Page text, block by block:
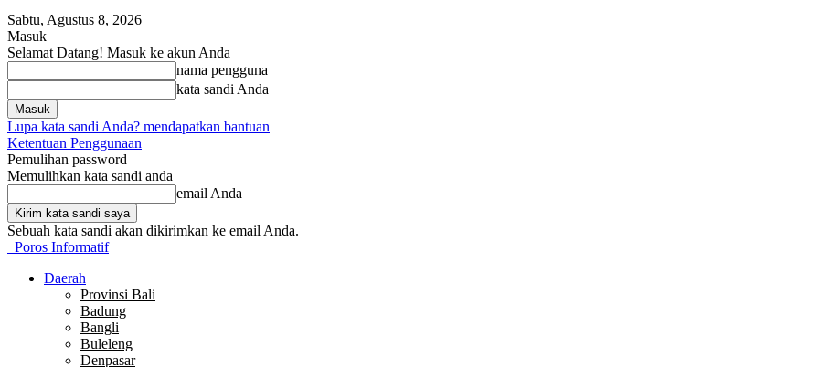
Sabtu, Agustus 8, 2026
Masuk
Selamat Datang! Masuk ke akun Anda
nama pengguna
kata sandi Anda
Lupa kata sandi Anda? mendapatkan bantuan
Ketentuan Penggunaan
Pemulihan password
Memulihkan kata sandi anda
email Anda
Sebuah kata sandi akan dikirimkan ke email Anda.
Poros Informatif
Daerah
Provinsi Bali
Badung
Bangli
Buleleng
Denpasar